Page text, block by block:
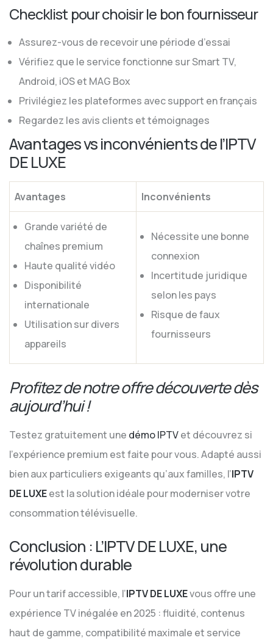
Checklist pour choisir le bon fournisseur
Assurez-vous de recevoir une période d’essai
Vérifiez que le service fonctionne sur Smart TV,
Android, iOS et MAG Box
Privilégiez les plateformes avec support en français
Regardez les avis clients et témoignages
Avantages vs inconvénients de l’IPTV
DE LUXE
Avantages Inconvénients
Grande variété de
chaînes premium
Haute qualité vidéo
Disponibilité
internationale
Utilisation sur divers
appareils
Nécessite une bonne
connexion
Incertitude juridique
selon les pays
Risque de faux
fournisseurs
Profitez de notre offre découverte dès
aujourd’hui !
Testez gratuitement une démo IPTVet découvrez si
l’expérience premium est faite pour vous. Adapté aussi
bien aux particuliers exigeants qu’aux familles, l’IPTV
DE LUXEest la solution idéale pour moderniser votre
consommation télévisuelle.
Conclusion : L’IPTV DE LUXE, une
révolution durable
Pour un tarif accessible, l’IPTV DE LUXEvous offre une
expérience TV inégalée en 2025 : fluidité, contenus
haut de gamme, compatibilité maximale et service